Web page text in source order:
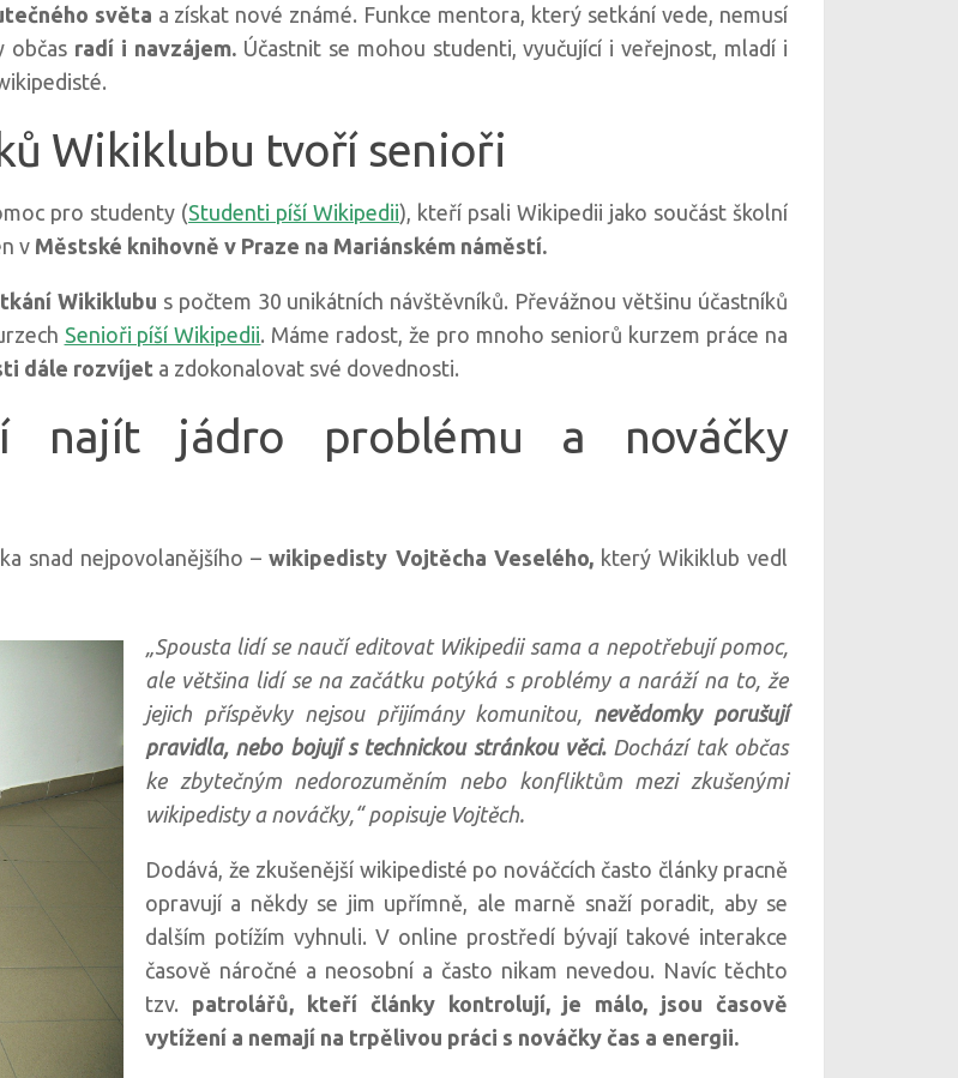
světa a získat nové známé. Funkce mentora, který setkání vede, nemusí
občas radí i navzájem.Účastnit se mohou studenti, vyučující i veřejnost, mladí i
Wikiklubu tvoří senioři
pro studenty (Studenti píší Wikipedii), kteří psali Wikipedii jako součást školní
v Městské knihovně v Praze na Mariánském náměstí.
Wikiklubu s počtem 30 unikátních návštěvníků. Převážnou většinu účastníků
Senioři píší Wikipedii. Máme radost, že pro mnoho seniorů kurzem práce na
dále rozvíjet a zdokonalovat své dovednosti.
najít jádro problému a nováčky
snad nejpovolanějšího –wikipedisty Vojtěcha Veselého,který Wikiklub vedl
„Spousta lidí se naučí editovat Wikipedii sama a nepotřebují pomoc,
ale většina lidí se na začátku potýká s problémy a naráží na to, že
jejich příspěvky nejsou přijímány komunitou,
nevědomky porušují
pravidla, nebo bojují s technickou stránkou věci. Dochází tak občas
ke zbytečným nedorozuměním nebo konfliktům mezi zkušenými
wikipedisty a nováčky,“ popisuje Vojtěch.
Dodává, že zkušenější wikipedisté po nováčcích často články pracně
opravují a někdy se jim upřímně, ale marně snaží poradit, aby se
dalším potížím vyhnuli. V online prostředí bývají takové interakce
časově náročné a neosobní a často nikam nevedou. Navíc těchto
tzv. patrolářů, kteří články kontrolují, je málo, jsou časově
vytížení a nemají na trpělivou práci s nováčky čas a energii.